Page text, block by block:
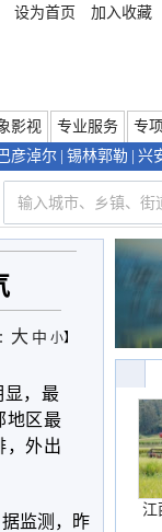
设为首页 加入收藏
影视 专业服务 专
彦淖尔 锡林郭勒 兴
大 中 小】
， 最
地区最
，外出
监测，昨
江